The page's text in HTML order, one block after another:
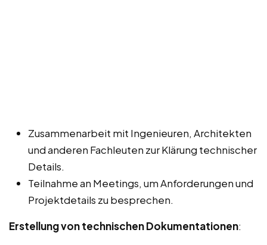
Zusammenarbeit mit Ingenieuren, Architekten
und anderen Fachleuten zur Klärung technischer
Details.
Teilnahme an Meetings, um Anforderungen und
Projektdetails zu besprechen.
Erstellung von technischen Dokumentationen: